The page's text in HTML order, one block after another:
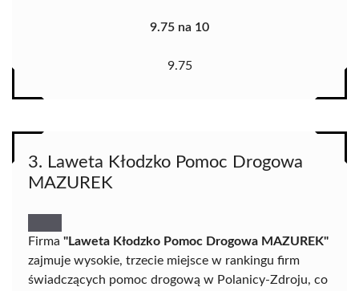
9.75 na 10
9.75
3. Laweta Kłodzko Pomoc Drogowa
MAZUREK
Firma "Laweta Kłodzko Pomoc Drogowa MAZUREK"
zajmuje wysokie, trzecie miejsce w rankingu firm
świadczących pomoc drogową w Polanicy-Zdroju, co